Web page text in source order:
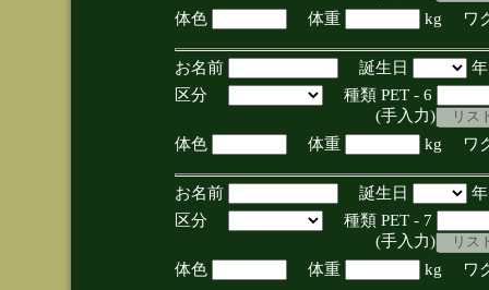
体色
体重 kg ワ
お名前 誕生日
区分
種類 PET - 6
(手入力)
体色
体重 kg ワ
お名前 誕生日
区分
種類 PET - 7
(手入力)
体色
体重 kg ワ